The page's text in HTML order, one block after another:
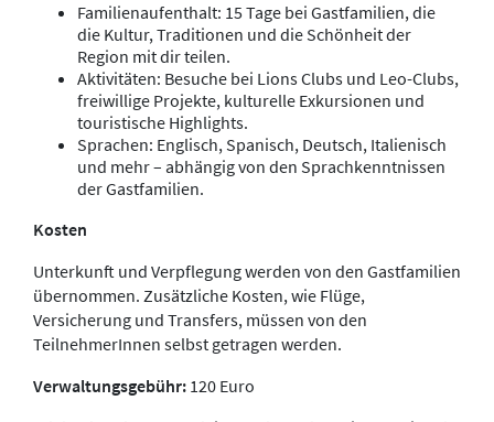
Familienaufenthalt: 15 Tage bei Gastfamilien, die
die Kultur, Traditionen und die Schönheit der
Region mit dir teilen.
Aktivitäten: Besuche bei Lions Clubs und Leo-Clubs,
freiwillige Projekte, kulturelle Exkursionen und
touristische Highlights.
Sprachen: Englisch, Spanisch, Deutsch, Italienisch
und mehr – abhängig von den Sprachkenntnissen
der Gastfamilien.
Kosten
Unterkunft und Verpflegung werden von den Gastfamilien
übernommen. Zusätzliche Kosten, wie Flüge,
Versicherung und Transfers, müssen von den
TeilnehmerInnen selbst getragen werden.
Verwaltungsgebühr: 120 Euro